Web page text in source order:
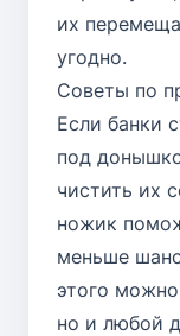
их
угодно.
Советы по
Если банки
под
чистить их
ножик
меньше
этого
но и любой